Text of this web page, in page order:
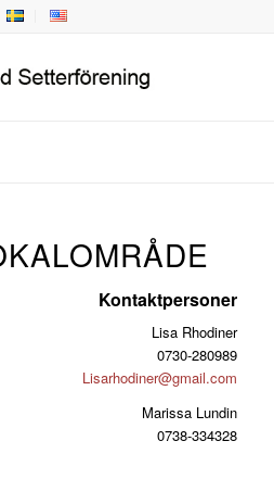
Kontaktpersoner
Lisa Rhodiner
0730-280989
Lisarhodiner@gmail.com
Marissa Lundin
0738-334328